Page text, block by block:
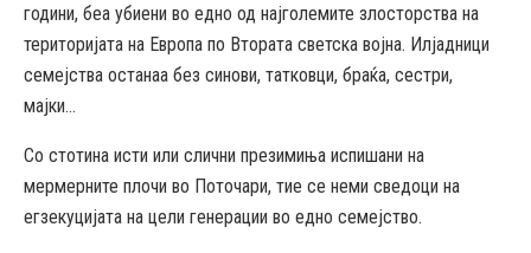
години, беа убиени во едно од најголемите злосторства на
територијата на Европа по Втората светска војна. Илјадници
семејства останаа без синови, татковци, браќа, сестри,
мајки…
Со стотина исти или слични презимиња испишани на
мермерните плочи во Поточари, тие се неми сведоци на
егзекуцијата на цели генерации во едно семејство.